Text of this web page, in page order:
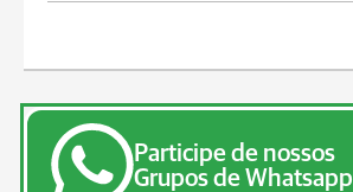
Participe de nossos
Grupos de Whatsapp